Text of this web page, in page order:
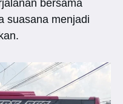
bersama
suasana menjadi